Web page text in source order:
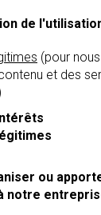
de
(pour
et des
ou
notre